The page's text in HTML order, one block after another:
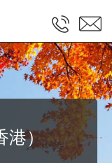
We are
for
港）